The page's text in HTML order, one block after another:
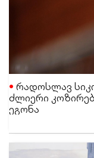
რადოსლავ
ძლიერი
ეგონა